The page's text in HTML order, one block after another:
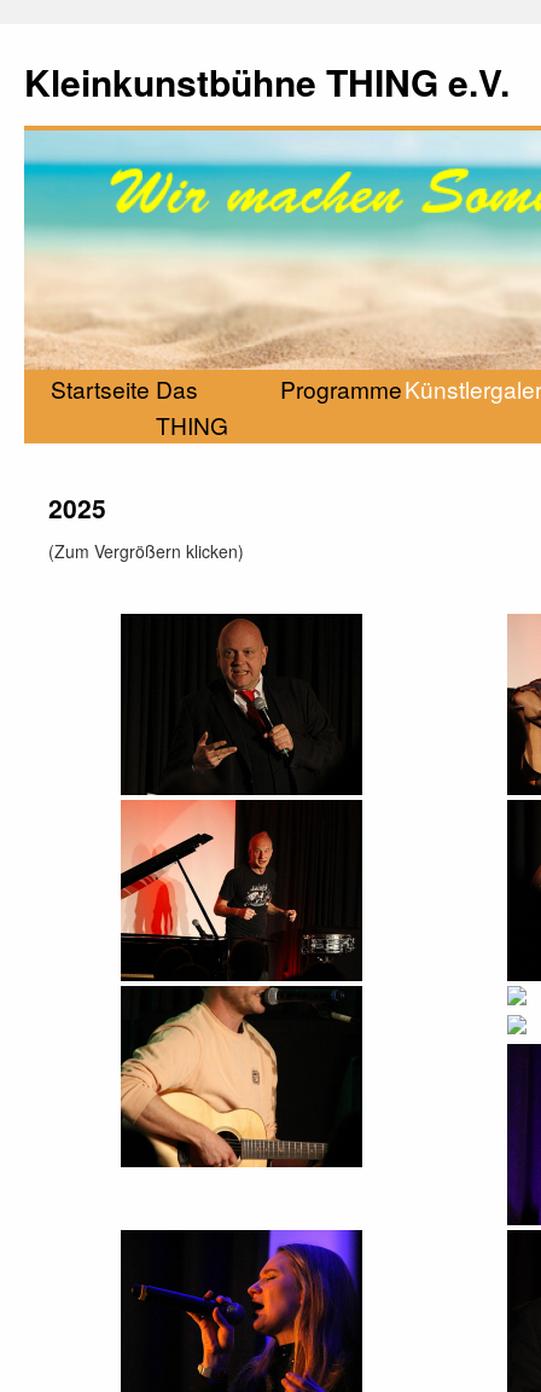
Kleinkunstbühne THING e.V.
Startseite Das
THING
Programme
2025
(Zum Vergrößern klicken)